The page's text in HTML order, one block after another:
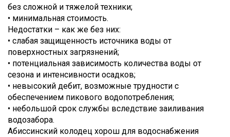
без сложной и тяжелой техники;
• минимальная стоимость.
Недостатки – как же без них:
• слабая защищенность источника воды от
поверхностных загрязнений;
• потенциальная зависимость количества воды от
сезона и интенсивности осадков;
• невысокий дебит, возможные трудности с
обеспечением пикового водопотребления;
• небольшой срок службы вследствие заиливания
водозабора.
Абиссинский колодец хорош для водоснабжения